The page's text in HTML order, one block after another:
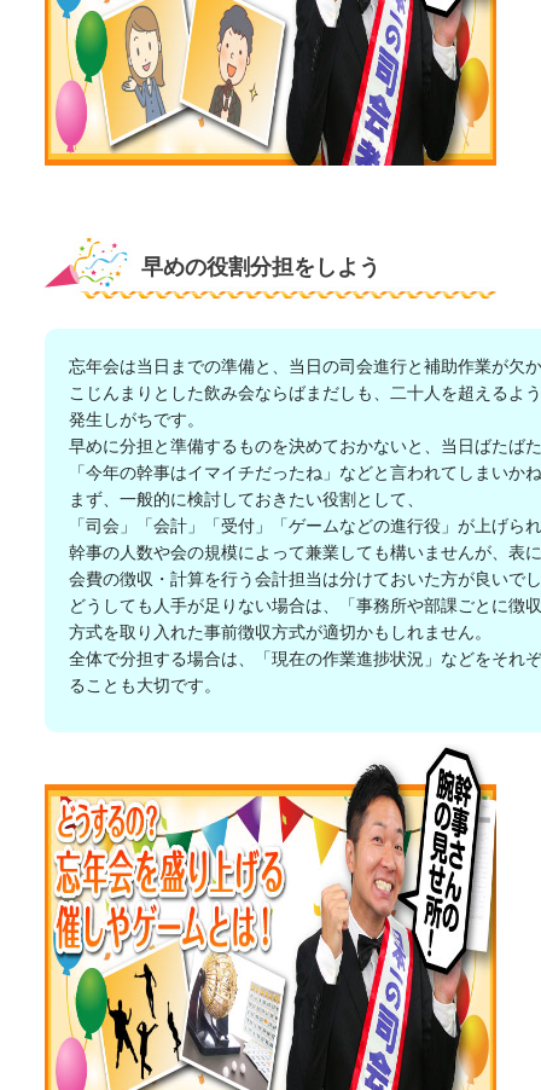
早めの役割分担をしよう
忘年会は当日までの準備と、当日の司会進行と補助作業が欠
こじんまりとした飲み会ならばまだしも、二十人を超えるよ
発生しがちです。
早めに分担と準備するものを決めておかないと、当日ばたば
「今年の幹事はイマイチだったね」などと言われてしまいか
まず、一般的に検討しておきたい役割として、
「司会」「会計」「受付」「ゲームなどの進行役」が上げら
幹事の人数や会の規模によって兼業しても構いませんが、表
会費の徴収・計算を行う会計担当は分けておいた方が良いで
どうしても人手が足りない場合は、「事務所や部課ごとに徴
方式を取り入れた事前徴収方式が適切かもしれません。
全体で分担する場合は、「現在の作業進捗状況」などをそれ
ることも大切です。